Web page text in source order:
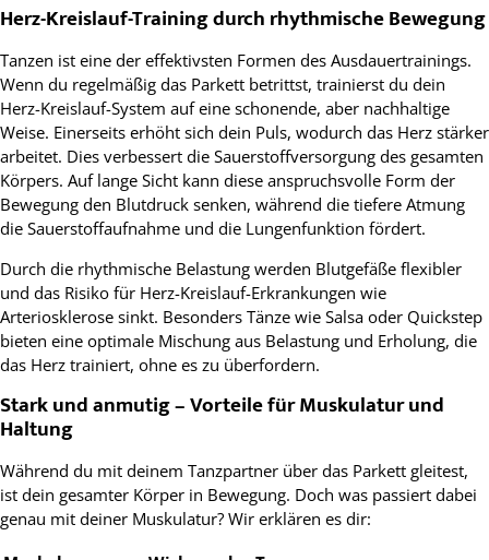
Herz-Kreislauf-Training durch rhythmische Bewegung
Tanzen ist eine der effektivsten Formen des Ausdauertrainings.
Wenn du regelmäßig das Parkett betrittst, trainierst du dein
Herz-Kreislauf-System auf eine schonende, aber nachhaltige
Weise. Einerseits erhöht sich dein Puls, wodurch das Herz stärker
arbeitet. Dies verbessert die Sauerstoffversorgung des gesamten
Körpers. Auf lange Sicht kann diese anspruchsvolle Form der
Bewegung den Blutdruck senken, während die tiefere Atmung
die Sauerstoffaufnahme und die Lungenfunktion fördert.
Durch die rhythmische Belastung werden Blutgefäße flexibler
und das Risiko für Herz-Kreislauf-Erkrankungen wie
Arteriosklerose sinkt. Besonders Tänze wie Salsa oder Quickstep
bieten eine optimale Mischung aus Belastung und Erholung, die
das Herz trainiert, ohne es zu überfordern.
Stark und anmutig – Vorteile für Muskulatur und
Haltung
Während du mit deinem Tanzpartner über das Parkett gleitest,
ist dein gesamter Körper in Bewegung. Doch was passiert dabei
genau mit deiner Muskulatur? Wir erklären es dir: